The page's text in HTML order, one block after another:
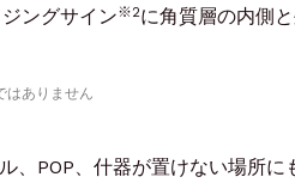
ングサイン※2に角質層の内側
はありません
、POP、什器が置けない場所に